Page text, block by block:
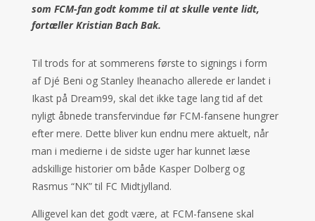
som FCM-fan godt komme til at skulle vente lidt,
fortæller Kristian Bach Bak.
Til trods for at sommerens første to signings i form
af Djé Beni og Stanley Iheanacho allerede er landet i
Ikast på Dream99, skal det ikke tage lang tid af det
nyligt åbnede transfervindue før FCM-fansene hungrer
efter mere. Dette bliver kun endnu mere aktuelt, når
man i medierne i de sidste uger har kunnet læse
adskillige historier om både Kasper Dolberg og
Rasmus “NK” til FC Midtjylland.
Alligevel kan det godt være, at FCM-fansene skal